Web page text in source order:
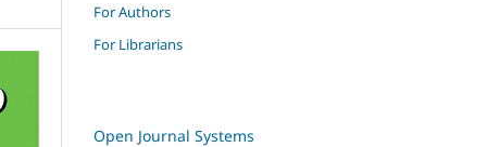
For Authors
For Librarians
Open Journal Systems